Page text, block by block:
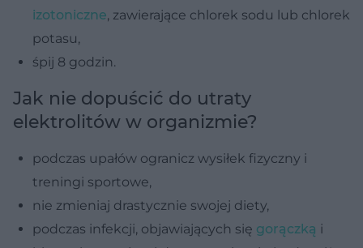
izotoniczne, zawierające chlorek sodu lub chlorek
potasu,
śpij 8 godzin.
Jak nie dopuścić do utraty
elektrolitów w organizmie?
podczas upałów ogranicz wysiłek fizyczny i
treningi sportowe,
nie zmieniaj drastycznie swojej diety,
podczas infekcji, objawiających się gorączką i